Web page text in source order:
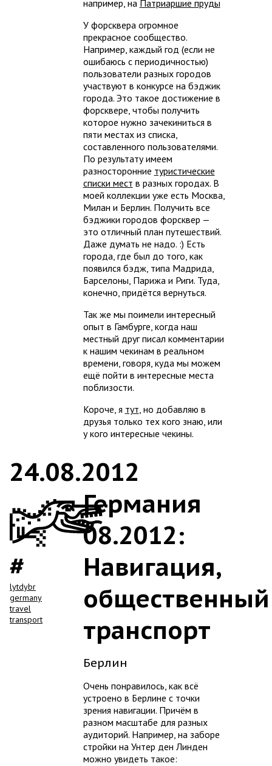
например, на Патриаршие пруды
У форсквера огромное
прекрасное сообщество.
Например, каждый год (если не
ошибаюсь с периодичностью)
пользователи разных городов
участвуют в конкурсе на бэджик
города. Это такое достижение в
форсквере, чтобы получить
которое нужно зачекиниться в
пяти местах из списка,
составленного пользователями.
По результату имеем
разносторонние туристические
списки мест в разных городах. В
моей коллекции уже есть Москва,
Милан и Берлин. Получить все
бэджики городов форсквер —
это отличный план путешествий.
Даже думать не надо. :) Есть
города, где был до того, как
появился бэдж, типа Мадрида,
Барселоны, Парижа и Риги. Туда,
конечно, придётся вернуться.
Так же мы поимели интересный
опыт в Гамбурге, когда наш
местный друг писал комментарии
к нашим чекинам в реальном
времени, говоря, куда мы можем
ещё пойти в интересные места
поблизости.
Короче, я тут, но добавляю в
друзья только тех кого знаю, или
у кого интересные чекины.
lytdybr
germany
travel
transport
24.08.2012
Германия
08.2012:
Навигация,
общественный
транспорт
Берлин
Очень понравилось, как всё
устроено в Берлине с точки
зрения навигации. Причём в
разном масштабе для разных
аудиторий. Например, на заборе
стройки на Унтер ден Линден
можно увидеть такое: